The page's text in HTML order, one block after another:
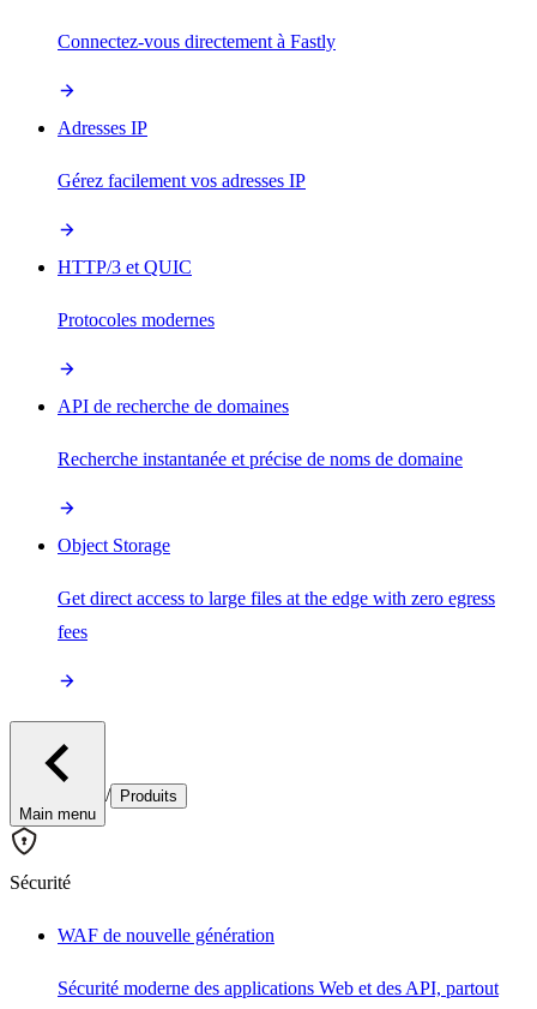
Connectez-vous directement à Fastly
Adresses IP
Gérez facilement vos adresses IP
HTTP/3 et QUIC
Protocoles modernes
API de recherche de domaines
Recherche instantanée et précise de noms de domaine
Object Storage
Get direct access to large files at the edge with zero egress
fees
Main menu
/ Produits
Sécurité
WAF de nouvelle génération
Sécurité moderne des applications Web et des API, partout